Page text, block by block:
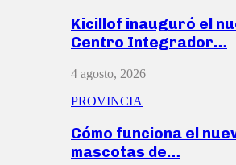
Kicillof inauguró el
Centro Integrador…
4 agosto, 2026
PROVINCIA
Cómo funciona el
mascotas de…